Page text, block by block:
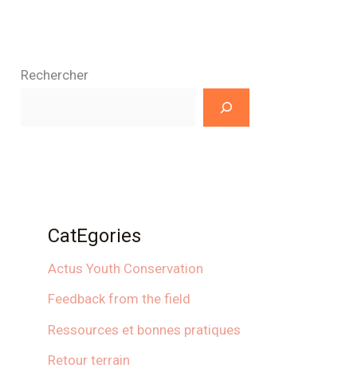
Rechercher
CatEgories
Actus Youth Conservation
Feedback from the field
Ressources et bonnes pratiques
Retour terrain